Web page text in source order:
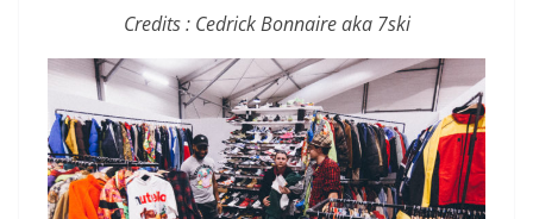
Credits : Cedrick Bonnaire aka 7ski